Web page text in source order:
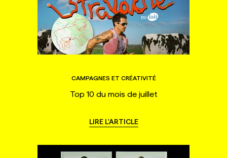
CAMPAGNES ET CRÉATIVITÉ
Top 10 du mois de juillet
LIRE L'ARTICLE